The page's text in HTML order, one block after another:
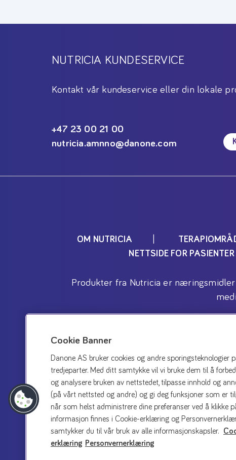
NUTRICIA KUNDESERVICE
Kontakt vår kundeservice eller din lokale
+47 23 00 21 00
nutricia.amnno@danone.com
OM NUTRICIA
NETTSIDE FOR
Produkter fra Nutricia er
Kontakt oss
Cookie Banner
Danone AS bruker cookies og andre sporingsteknologier
tredjeparter. Med ditt samtykke vil vi bruke dem til å
og analysere bruken av nettstedet, tilpasse innhold og
(på vårt nettsted og andre) og gi deg funksjoner som er
når som helst administrere dine preferanser ved å klikke
informasjon finnes i Cookie-erklæring og
samtykker du til vår bruk av alle informasjonskapsler.
erklæring Personvernerklæring